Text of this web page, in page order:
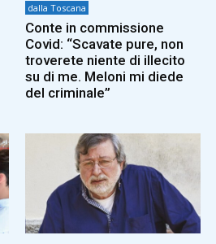
dalla Toscana
Conte in commissione
Covid: “Scavate pure, non
troverete niente di illecito
su di me. Meloni mi diede
del criminale”